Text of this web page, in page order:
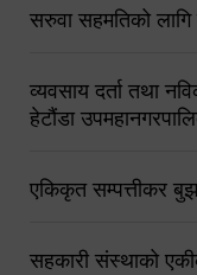
सरुवा सहमतिको
व्यवसाय दर्ता तथा
हेटौंडा
एकिकृत सम्पत्तीकर
सहकारी संस्थाको